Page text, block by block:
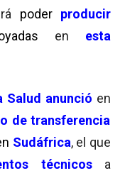
poderproducir
en esta
Salud anunció en
de transferencia
Sudáfrica, el que
técnicosa